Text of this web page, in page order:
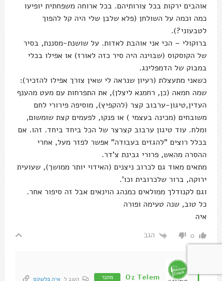
אוהבים ירקות בכל צורותיהם. בכל ארוחה משפחתית יופיעו
כמה וכמה על השולחן (פלא שלבן שלי היה קל להפוך
לטבעוני?).
ברוקולי – הכי אני אוהבת לאדות. על שושנת-מסננת, בסיר
של הקוסקוס (שבוינה היה סיר כזה לאורז) או אפילו בכלי
במבוק של הדמפלינג.
כשאני מתעצלת (רעיון שנראה לי שאין צורך אפילו להזכיר):
שמה חמאה (כן, רחמנא ליצלן), את התפרחות עם מעט מהענף
העדין,טיגון-ערבוב קצר (להקפיץ), מוסיפה פירורי לחם
משובחים (מכינה בעצמי ) או פנקו, לפעמים קצת שומשום,
ומלח. עוד טיגון ערבוב קצרצר של הכל ביחד ביחד. זהו. אם
בכלל רוצים "להגזים בעבודה" אפשר לפזר מעל, אחרי
ההסרה מהאש, פרורי גבינת צ'דר.
מתאים מאוד גם לכרוב ניצנים (האידוי יותר ממושך), שעועית
ירוקה, ברור שלכרובית וכו'.
וגם לקנודלך ממולאים כמנהג הוינאים אבל זה סיפור אחר.
כל טוב, שנה טעימה ופורה
איה
0 הגב
Oz Telem מחבר השב ל איה פלשקס